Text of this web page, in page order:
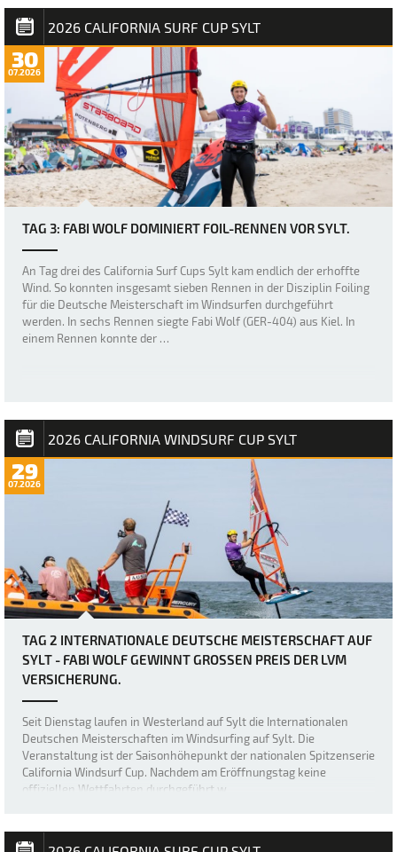
2026 CALIFORNIA SURF CUP SYLT
30
07.2026
TAG 3: FABI WOLF DOMINIERT FOIL-RENNEN VOR SYLT.
An Tag drei des California Surf Cups Sylt kam endlich der erhoffte
Wind. So konnten insgesamt sieben Rennen in der Disziplin Foiling
für die Deutsche Meisterschaft im Windsurfen durchgeführt
werden. In sechs Rennen siegte Fabi Wolf (GER-404) aus Kiel. In
einem Rennen konnte der …
2026 CALIFORNIA WINDSURF CUP SYLT
29
07.2026
TAG 2 INTERNATIONALE DEUTSCHE MEISTERSCHAFT AUF
SYLT - FABI WOLF GEWINNT GROSSEN PREIS DER LVM V
ERSICHERUNG.
Seit Dienstag laufen in Westerland auf Sylt die Internationalen
Deutschen Meisterschaften im Windsurfing auf Sylt. Die
Veranstaltung ist der Saisonhöhepunkt der nationalen Spitzenserie
California Windsurf Cup. Nachdem am Eröffnungstag keine
offiziellen Wettfahrten durchgeführt w…